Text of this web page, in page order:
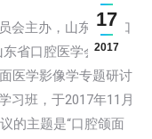
17
2017
会主办，山东大学口
省口腔医学会口腔
医学影像学专题研讨
习班，于2017年11月
的主题是“口腔颌面